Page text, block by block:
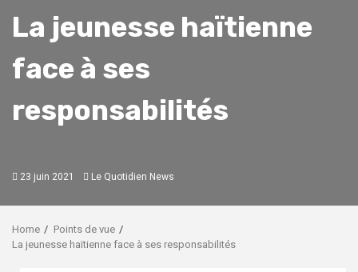
La jeunesse haïtienne
face à ses
responsabilités
23 juin 2021 Le Quotidien News
Home
Points de vue
La jeunesse haïtienne face à ses responsabilités